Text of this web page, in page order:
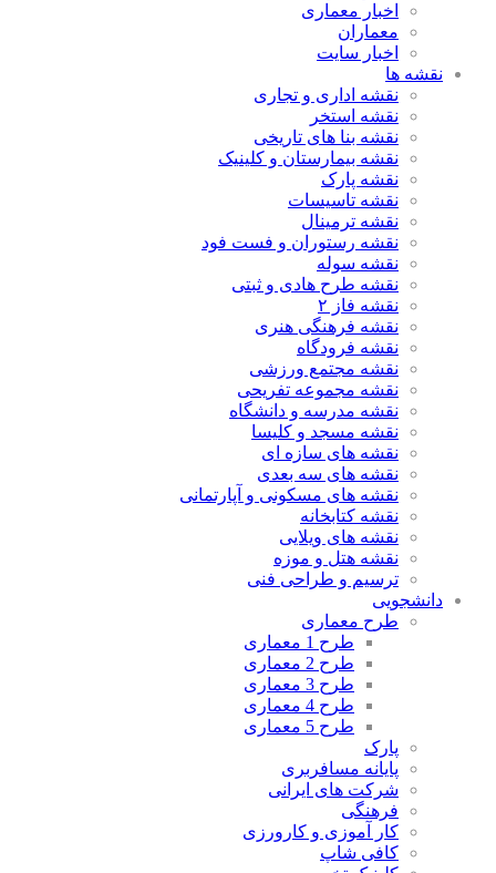
اخبار معماری
معماران
اخبار سایت
نقشه ها
نقشه اداری و تجاری
نقشه استخر
نقشه بنا های تاریخی
نقشه بیمارستان و کلینیک
نقشه پارک
نقشه تاسیسات
نقشه ترمینال
نقشه رستوران و فست فود
نقشه سوله
نقشه طرح هادی و ثبتی
نقشه فاز ۲
نقشه فرهنگی هنری
نقشه فرودگاه
نقشه مجتمع ورزشی
نقشه مجموعه تفریحی
نقشه مدرسه و دانشگاه
نقشه مسجد و کلیسا
نقشه های سازه ای
نقشه های سه بعدی
نقشه های مسکونی و آپارتمانی
نقشه کتابخانه
نقشه های ویلایی
نقشه هتل و موزه
ترسیم و طراحی فنی
دانشجویی
طرح معماری
طرح 1 معماری
طرح 2 معماری
طرح 3 معماری
طرح 4 معماری
طرح 5 معماری
پارک
پایانه مسافربری
شرکت های ایرانی
فرهنگی
کار آموزی و کارورزی
کافی شاپ